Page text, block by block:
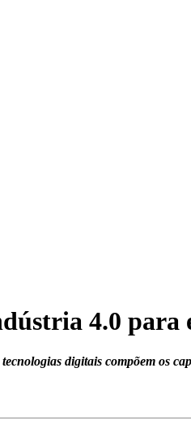
4.0 para
digitais compõem os